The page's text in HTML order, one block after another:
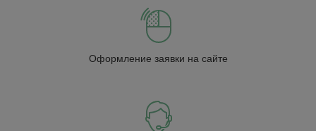
Оформление заявки на сайте